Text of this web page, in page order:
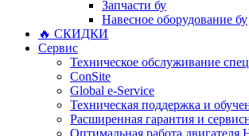
Запчасти бу
Навесное оборудование бу
🔥 СКИДКИ
Сервис
Техническое обслуживание
ConSite
Global e-Service
Техническая поддержка и
Расширенная гарантия и
Оптимальная работа двигателя